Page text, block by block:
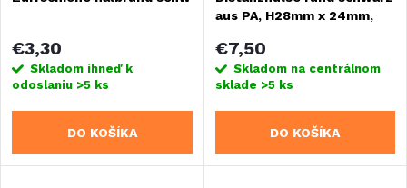
€3,30
Skladom ihneď k
odoslaniu >5 ks
DO KOŠÍKA
aus PA, H28mm x 24mm,
€7,50
Skladom na centrálnom
sklade >5 ks
DO KOŠÍKA